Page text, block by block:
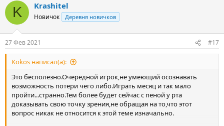
K Krashitel
Новичок Деревня новичков
27 Фев 2021 #17
Kokos написал(а):
Это бесполезно.Очередной игрок,не умеющий осознавать
возможность потери чего либо.Играть месяц и так мало
пройти...странно.Тем более будет сейчас с пеной у рта
доказывать свою точку зрения,не обращая на то,что этот
вопрос никак не относится к этой теме изначально.